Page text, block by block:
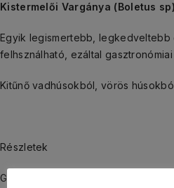
Kistermelői Vargánya (Boletus
Egyik legismertebb,
felhsználható, ezáltal
Kitűnő vadhúsokból, vörös
Részletek
Gyűjtötte és ellenőrizte Szűcs